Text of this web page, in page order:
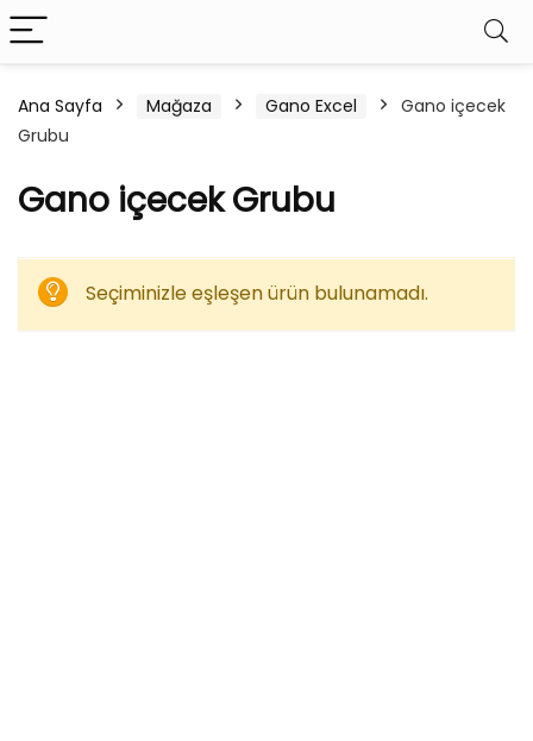
Ana Sayfa Mağaza Gano Excel
Gano içecek
Grubu
Gano içecek Grubu
Seçiminizle eşleşen ürün bulunamadı.